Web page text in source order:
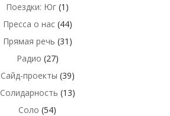
Поездки: Юг (1)
Пресса о нас(44)
Прямая речь (31)
Радио (27)
Сайд-проекты (39)
Солидарность (13)
Соло (54)